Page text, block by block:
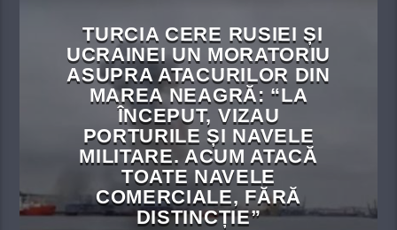
TURCIA CERE RUSIEI ȘI
UCRAINEI UN MORATORIU
ASUPRA ATACURILOR DIN
MAREA NEAGRĂ: “LA
ÎNCEPUT, VIZAU
PORTURILE ȘI NAVELE
MILITARE. ACUM ATACĂ
TOATE NAVELE
COMERCIALE, FĂRĂ
DISTINCȚIE”